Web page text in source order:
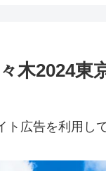
木2024東
広告を利用し